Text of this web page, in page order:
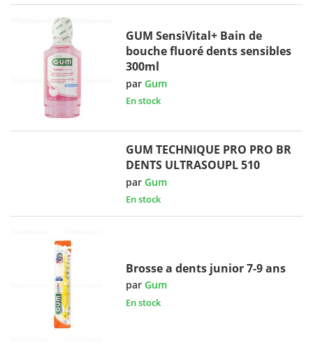
GUM SensiVital+ Bain de
bouche fluoré dents sensibles
300ml
parGum
En stock
GUM TECHNIQUE PRO PRO BR
DENTS ULTRASOUPL 510
parGum
En stock
Brosse a dents junior 7-9 ans
parGum
En stock